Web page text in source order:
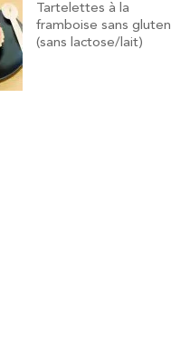
Tartelettes à la
framboise sans gluten
(sans lactose/lait)